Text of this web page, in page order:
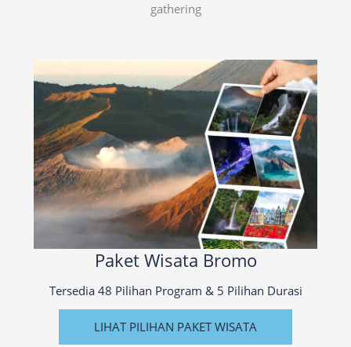
gathering
Paket Wisata Bromo
Tersedia 48 Pilihan Program & 5 Pilihan Durasi
LIHAT PILIHAN PAKET WISATA